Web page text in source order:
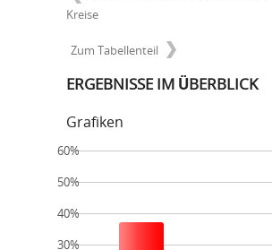
Kreise
Zum Tabellenteil
ERGEBNISSE IM ÜBERBLICK
Grafiken
60%
50%
40%
30%